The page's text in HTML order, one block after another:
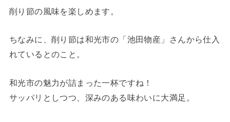
削り節の風味を楽しめます。
ちなみに、削り節は和光市の「池田物産」さんから仕入
れているとのこと。
和光市の魅力が詰まった一杯ですね！
サッパリとしつつ、深みのある味わいに大満足。